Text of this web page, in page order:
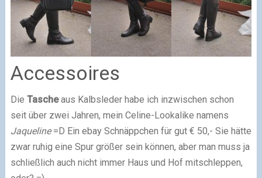
Accessoires
Die Tascheaus Kalbsleder habe ich inzwischen schon
seit über zwei Jahren, mein Celine-Lookalike namens
Jaqueline=D Ein ebay Schnäppchen für gut € 50,- Sie hätte
zwar ruhig eine Spur größer sein können, aber man muss ja
schließlich auch nicht immer Haus und Hof mitschleppen,